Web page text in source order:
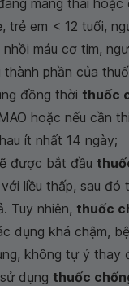
mang thai hoặc
trẻ em < 12 tuổi,
nhồi máu cơ tim,
thành phần của
đồng thời thuốc
hoặc nếu cần
ít nhất 14 ngày;
được bắt đầu
với liều thấp, sau đó
Tuy nhiên, thuốc
dụng khá chậm,
không tự ý thay
dụng thuốc